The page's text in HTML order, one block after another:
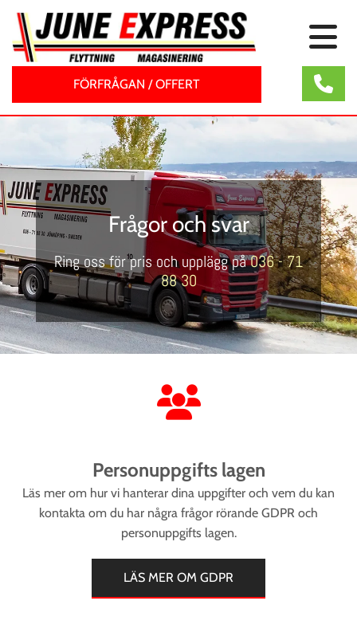
FÖRFRÅGAN / OFFERT
Frågor och svar
Ring oss för pris och upplägg på036 - 71
88 30
Personuppgifts lagen
Läs mer om hur vi hanterar dina uppgifter och vem du kan
kontakta om du har några frågor rörande GDPR och
personuppgifts lagen.
LÄS MER OM GDPR